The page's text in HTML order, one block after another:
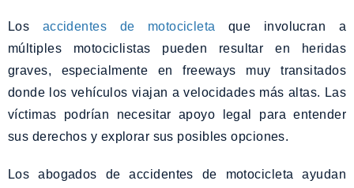
Los accidentes de motocicleta que involucran a
múltiples motociclistas pueden resultar en heridas
graves, especialmente en freeways muy transitados
donde los vehículos viajan a velocidades más altas. Las
víctimas podrían necesitar apoyo legal para entender
sus derechos y explorar sus posibles opciones.
Los abogados de accidentes de motocicleta ayudan